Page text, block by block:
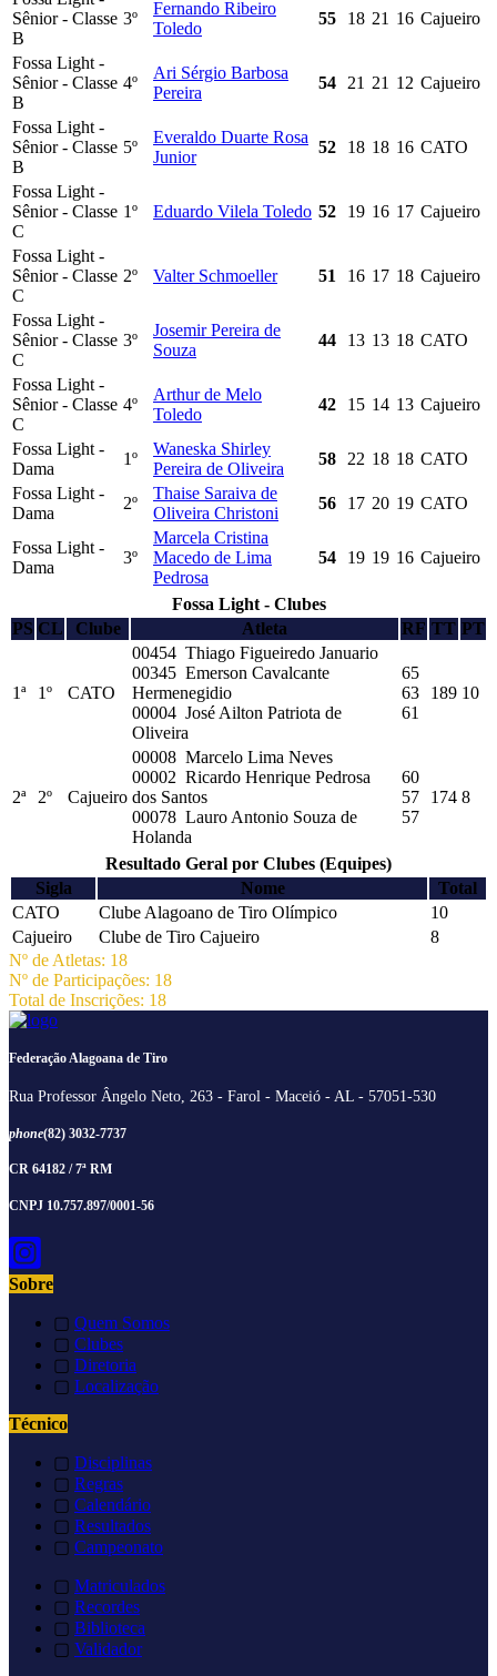
Sênior - Classe
B
3º
Fernando Ribeiro
Toledo
55 18 21 16 Cajueiro
Fossa Light -
Sênior - Classe
B
4º
Ari Sérgio Barbosa
Pereira
54 21 21 12 Cajueiro
Fossa Light -
Sênior - Classe
B
5º
Everaldo Duarte Rosa
Junior
52 18 18 16 CATO
Fossa Light -
Sênior - Classe
C
1º Eduardo Vilela Toledo 52 19 16 17 Cajueiro
Fossa Light -
Sênior - Classe
C
2º Valter Schmoeller 51 16 17 18 Cajueiro
Fossa Light -
Sênior - Classe
C
3º
Josemir Pereira de
Souza
44 13 13 18 CATO
Fossa Light -
Sênior - Classe
C
4º
Arthur de Melo
Toledo
42 15 14 13 Cajueiro
Fossa Light -
Dama
1º
Waneska Shirley
Pereira de Oliveira
58 22 18 18 CATO
Fossa Light -
Dama
2º
Thaise Saraiva de
Oliveira Christoni
56 17 20 19 CATO
Fossa Light -
Dama
3º
Marcela Cristina
Macedo de Lima
Pedrosa
54 19 19 16 Cajueiro
Fossa Light - Clubes
PS CL Clube Atleta RF TT PT
1ª 1º CATO
00454 Thiago Figueiredo Januario
00345 Emerson Cavalcante
Hermenegidio
00004 José Ailton Patriota de
Oliveira
65
63
61
189 10
2ª 2º Cajueiro
00008 Marcelo Lima Neves
00002 Ricardo Henrique Pedrosa
dos Santos
00078 Lauro Antonio Souza de
Holanda
60
57
57
174 8
Resultado Geral por Clubes (Equipes)
Sigla
Nome
Total
CATO
Clube Alagoano de Tiro Olímpico
10
Cajueiro
Clube de Tiro Cajueiro
8
Nº de Atletas: 18
Nº de Participações: 18
Total de Inscrições: 18
Federação Alagoana de Tiro
Rua Professor Ângelo Neto, 263 - Farol - Maceió - AL - 57051-530
phone(82) 3032-7737
CR 64182 / 7ª RM
CNPJ 10.757.897/0001-56
Sobre
▢ Quem Somos
▢ Clubes
▢ Diretoria
▢ Localização
Técnico
▢ Disciplinas
▢ Regras
▢ Calendário
▢ Resultados
▢ Campeonato
▢ Matriculados
▢ Recordes
▢ Biblioteca
▢ Validador